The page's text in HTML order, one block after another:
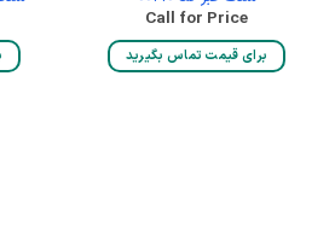
Call for Price
برای قیمت تماس بگیرید